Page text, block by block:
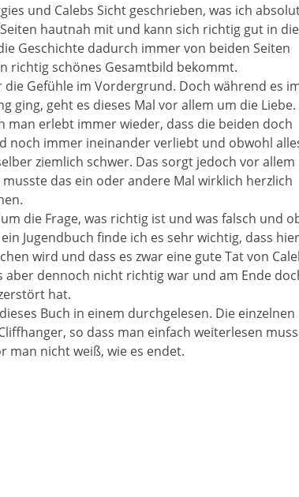
und Calebs Sicht geschrieben, was ich
hautnah mit und kann sich richtig gut in die
Geschichte dadurch immer von beiden Seiten
richtig schönes Gesamtbild bekommt.
Gefühle im Vordergrund. Doch während es
ging, geht es dieses Mal vor allem um die Liebe.
man erlebt immer wieder, dass die beiden doch
noch immer ineinander verliebt und obwohl
ziemlich schwer. Das sorgt jedoch vor allem
das ein oder andere Mal wirklich herzlich
die Frage, was richtig ist und was falsch und
Jugendbuch finde ich es sehr wichtig, dass hier
wird und dass es zwar eine gute Tat von
aber dennoch nicht richtig war und am Ende
hat.
Buch in einem durchgelesen. Die einzelnen
so dass man einfach weiterlesen muss
man nicht weiß, wie es endet.